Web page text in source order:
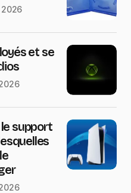
2026
et se
support